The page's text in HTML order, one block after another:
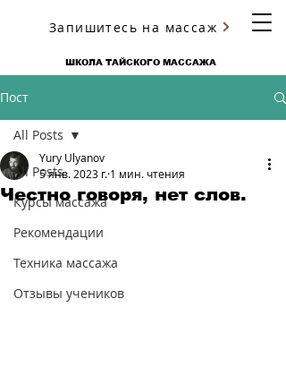
ШКОЛА ТАЙСКОГО МАССАЖА
ЮРИЯ УЛЬЯНОВА
Запишитесь на массаж
Пост
All Posts
Курсы массажа
Рекомендации
Техника массажа
Отзывы учеников
All Posts
Честно говоря, нет слов.
Yury Ulyanov
5 янв. 2023 г. 1 мин. чтения